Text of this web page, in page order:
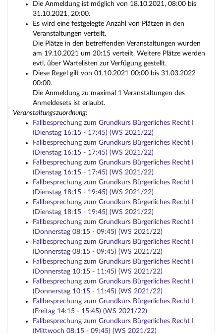
Die Anmeldung ist möglich von 18.10.2021, 08:00 bis
31.10.2021, 20:00.
Es wird eine festgelegte Anzahl von Plätzen in den
Veranstaltungen verteilt.
Die Plätze in den betreffenden Veranstaltungen wurden
am 19.10.2021 um 20:15 verteilt. Weitere Plätze werden
evtl. über Wartelisten zur Verfügung gestellt.
Diese Regel gilt von 01.10.2021 00:00 bis 31.03.2022
00:00.
Die Anmeldung zu maximal 1 Veranstaltungen des
Anmeldesets ist erlaubt.
Veranstaltungszuordnung:
Fallbesprechung zum Grundkurs Bürgerliches Recht I
(Dienstag 16:15 - 17:45) (WS 2021/22)
Fallbesprechung zum Grundkurs Bürgerliches Recht I
(Dienstag 16:15 - 17:45) (WS 2021/22)
Fallbesprechung zum Grundkurs Bürgerliches Recht I
(Dienstag 16:15 - 17:45) (WS 2021/22)
Fallbesprechung zum Grundkurs Bürgerliches Recht I
(Dienstag 18:15 - 19:45) (WS 2021/22)
Fallbesprechung zum Grundkurs Bürgerliches Recht I
(Dienstag 18:15 - 19:45) (WS 2021/22)
Fallbesprechung zum Grundkurs Bürgerliches Recht I
(Donnerstag 08:15 - 09:45) (WS 2021/22)
Fallbesprechung zum Grundkurs Bürgerliches Recht I
(Donnerstag 08:15 - 09:45) (WS 2021/22)
Fallbesprechung zum Grundkurs Bürgerliches Recht I
(Donnerstag 10:15 - 11:45) (WS 2021/22)
Fallbesprechung zum Grundkurs Bürgerliches Recht I
(Donnerstag 10:15 - 11:45) (WS 2021/22)
Fallbesprechung zum Grundkurs Bürgerliches Recht I
(Freitag 14:15 - 15:45) (WS 2021/22)
Fallbesprechung zum Grundkurs Bürgerliches Recht I
(Mittwoch 08:15 - 09:45) (WS 2021/22)